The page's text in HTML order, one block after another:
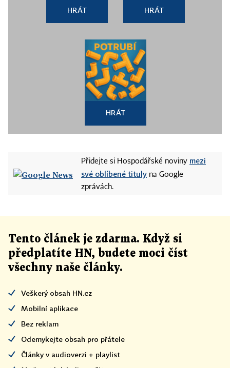
HRÁT HRÁT
HRÁT
Přidejte si Hospodářské noviny mezi
své oblíbené tituly na Google
zprávách.
Tento článek je zdarma. Když si
předplatíte HN, budete moci číst
všechny naše články.
Veškerý obsah HN.cz
Mobilní aplikace
Bez reklam
Odemykejte obsah pro přátele
Články v audioverzi + playlist